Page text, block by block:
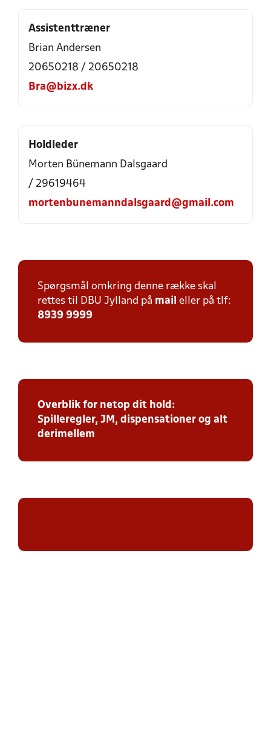
Assistenttræner
Brian Andersen
20650218 / 20650218
Bra@bizx.dk
Holdleder
Morten Bünemann Dalsgaard
/ 29619464
mortenbunemanndalsgaard@gmail.com
Spørgsmål omkring denne række skal
rettes til DBU Jylland på mail eller på tlf:
8939 9999
Overblik for netop dit hold:
Spilleregler, JM, dispensationer og alt
derimellem